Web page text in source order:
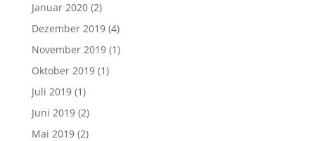
Januar 2020(2)
Dezember 2019(4)
November 2019(1)
Oktober 2019(1)
Juli 2019(1)
Juni 2019(2)
Mai 2019(2)